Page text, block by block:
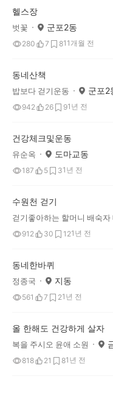
헬스장
벗꽃 군포2동
280 7 811개월 전
동네산책
밥보다 걷기운동 군포2
942 26 91년 전
건강체크및운동
유순옥 도마교동
187 5 31년 전
수원천 걷기
걷기좋아하는 할머니 배숙자
912 30 121년 전
동네한바퀴
정종국 지동
561 7 21년 전
올 한해도 건강하게 살자
복을 주시오 윤애 소원
818 21 81년 전